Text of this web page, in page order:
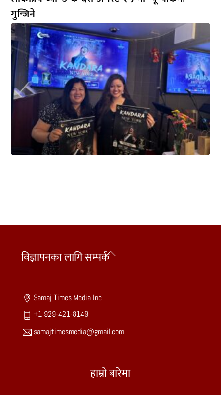
गुन्जिने
Back
विज्ञापनका लागि सम्पर्क
Samaj Times Media Inc
+1 929-421-8149
samajtimesmedia@gmail.com
हाम्रो बारेमा